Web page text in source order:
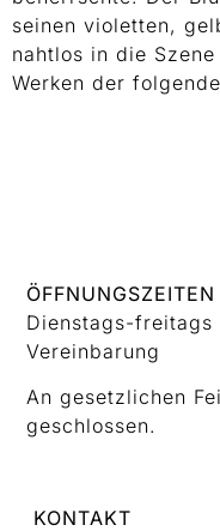
seinen violetten,
nahtlos in die
Werken der
ÖFFNUNGSZEITEN
Dienstags-freitags
Vereinbarung
An gesetzlichen
geschlossen.
KONTAKT